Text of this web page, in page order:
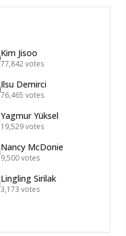
Kim Jisoo
77,842votes
Ilsu Demirci
76,465 votes
Yagmur Yüksel
19,529votes
Nancy McDonie
9,500votes
Lingling Sirilak
3,173 votes